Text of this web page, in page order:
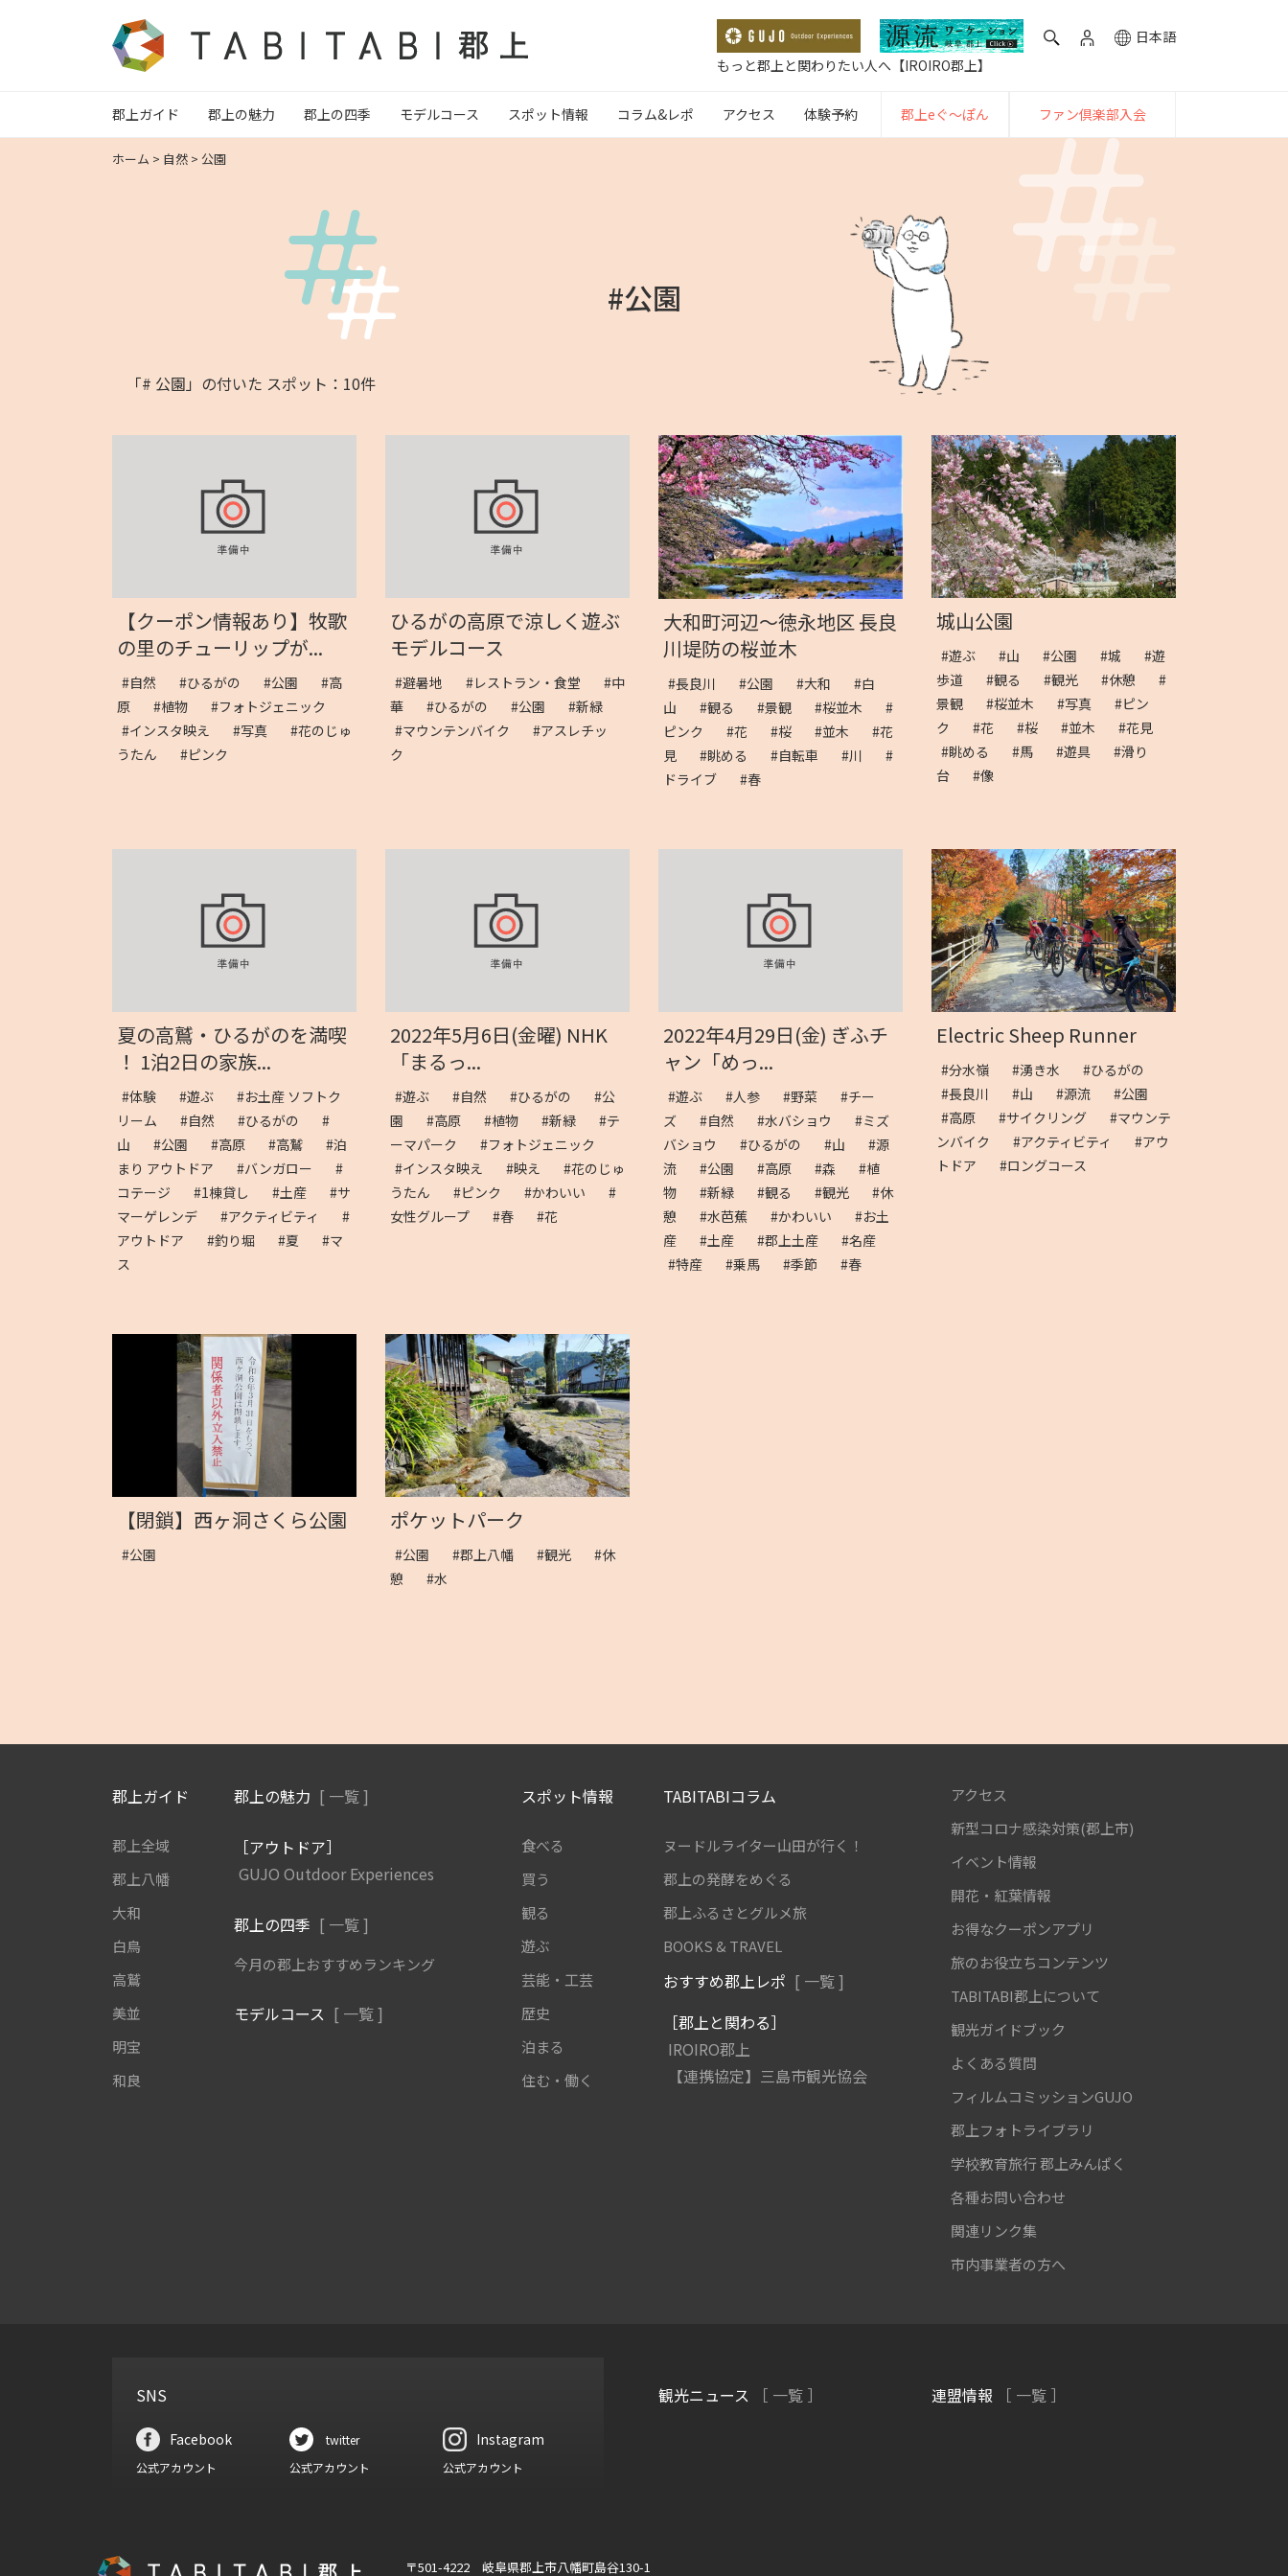
日本語
もっと郡上と関わりたい人へ【IROIRO郡上】
郡上ガイド 郡上の魅力 郡上の四季 モデルコース スポット情報 コラム&レポ アクセス 体験予約 郡上eぐ〜ぽん ファン倶楽部入会
ホーム > 自然 > 公園
#公園
「# 公園」の付いた スポット：10件
【クーポン情報あり】牧歌
の里のチューリップが...
#自然 #ひるがの #公園
#高
原
#植物
#フォトジェニック
#インスタ映え
#写真
#花のじゅ
うたん
#ピンク
ひるがの高原で涼しく遊ぶ
モデルコース
#避暑地 #レストラン・食堂
#中
華
#ひるがの #公園
#新緑
#マウンテンバイク
#アスレチッ
ク
大和町河辺～徳永地区 長良
川堤防の桜並木
#長良川 #公園 #大和
#白
山
#観る #景観 #桜並木
#
ピンク
#花 #桜 #並木
#花
見
#眺める #自転車 #川
#
ドライブ
#春
城山公園
#遊ぶ #山 #公園 #城
#遊
歩道
#観る #観光 #休憩
#
景観
#桜並木 #写真
#ピン
ク
#花 #桜 #並木
#花見
#眺める
#馬 #遊具
#滑り
台
#像
夏の高鷲・ひるがのを満喫
！ 1泊2日の家族...
#体験 #遊ぶ
#お土産 ソフトク
リーム
#自然 #ひるがの
#
山
#公園 #高原 #高鷲
#泊
まり アウトドア
#バンガロー
#
コテージ
#1棟貸し #土産
#サ
マーゲレンデ
#アクティビティ
#
アウトドア
#釣り堀 #夏
#マ
ス
2022年5月6日(金曜) NHK
「まるっ...
#遊ぶ #自然 #ひるがの
#公
園
#高原 #植物 #新緑
#テ
ーマパーク
#フォトジェニック
#インスタ映え
#映え
#花のじゅ
うたん
#ピンク #かわいい
#
女性グループ
#春 #花
2022年4月29日(金) ぎふチ
ャン「めっ...
#遊ぶ #人参 #野菜
#チー
ズ
#自然 #水バショウ
#ミズ
バショウ
#ひるがの #山
#源
流
#公園 #高原 #森
#植
物
#新緑 #観る #観光
#休
憩
#水芭蕉 #かわいい
#お土
産
#土産 #郡上土産
#名産
#特産
#乗馬 #季節 #春
Electric Sheep Runner
#分水嶺 #湧き水
#ひるがの
#長良川
#山 #源流
#公園
#高原
#サイクリング
#マウンテ
ンバイク
#アクティビティ
#アウ
トドア
#ロングコース
【閉鎖】西ヶ洞さくら公園
#公園
ポケットパーク
#公園 #郡上八幡 #観光
#休
憩
#水
郡上ガイド
郡上全域
郡上八幡
大和
白鳥
高鷲
美並
明宝
和良
郡上の魅力 [ 一覧 ]
［アウトドア］
GUJO Outdoor Experiences
郡上の四季 [ 一覧 ]
今月の郡上おすすめランキング
モデルコース [ 一覧 ]
スポット情報
食べる
買う
観る
遊ぶ
芸能・工芸
歴史
泊まる
住む・働く
TABITABIコラム
ヌードルライター山田が行く！
郡上の発酵をめぐる
郡上ふるさとグルメ旅
BOOKS & TRAVEL
おすすめ郡上レポ [ 一覧 ]
［郡上と関わる］
IROIRO郡上
【連携協定】三島市観光協会
アクセス
新型コロナ感染対策(郡上市)
イベント情報
開花・紅葉情報
お得なクーポンアプリ
旅のお役立ちコンテンツ
TABITABI郡上について
観光ガイドブック
よくある質問
フィルムコミッションGUJO
郡上フォトライブラリ
学校教育旅行郡上みんぱく
各種お問い合わせ
関連リンク集
市内事業者の方へ
SNS
Facebook
公式アカウント
twitter
公式アカウント
Instagram
公式アカウント
観光ニュース ［ 一覧 ］ 連盟情報 ［ 一覧 ］
〒501-4222 岐阜県郡上市八幡町島谷130-1